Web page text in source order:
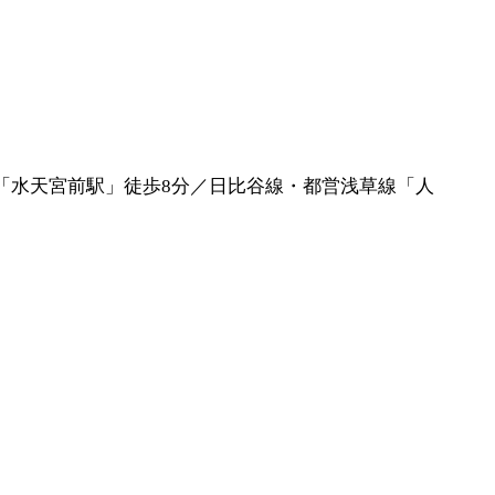
天宮前駅」徒歩8分／日比谷線・都営浅草線「人